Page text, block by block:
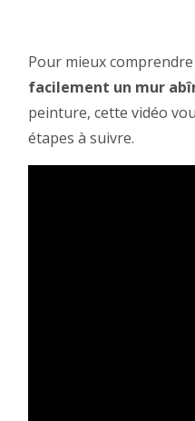
Pour mieux comprendre
facilement un mur
peinture, cette vidéo
étapes à suivre.